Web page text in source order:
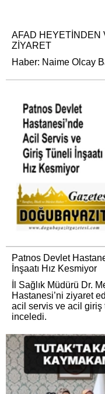
AFAD HEYETİNDEN
ZİYARET
Haber: Naime Olcay
Patnos Devlet
İnşaatı Hız Kesmiyor
İl Sağlık Müdürü Dr.
Hastanesi’ni ziyaret
acil servis ve acil giriş
inceledi.